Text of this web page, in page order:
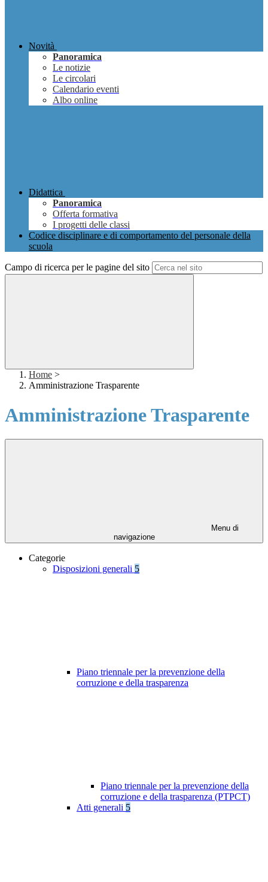
Novità
Panoramica
Le notizie
Le circolari
Calendario eventi
Albo online
Didattica
Panoramica
Offerta formativa
I progetti delle classi
Codice disciplinare e di comportamento del personale della
scuola
Campo di ricerca per le pagine del sito
Home >
Amministrazione Trasparente
Amministrazione Trasparente
Menu di
navigazione
Categorie
Disposizioni generali 5
Piano triennale per la prevenzione della
corruzione e della trasparenza
Piano triennale per la prevenzione della
corruzione e della trasparenza (PTPCT)
Atti generali 5